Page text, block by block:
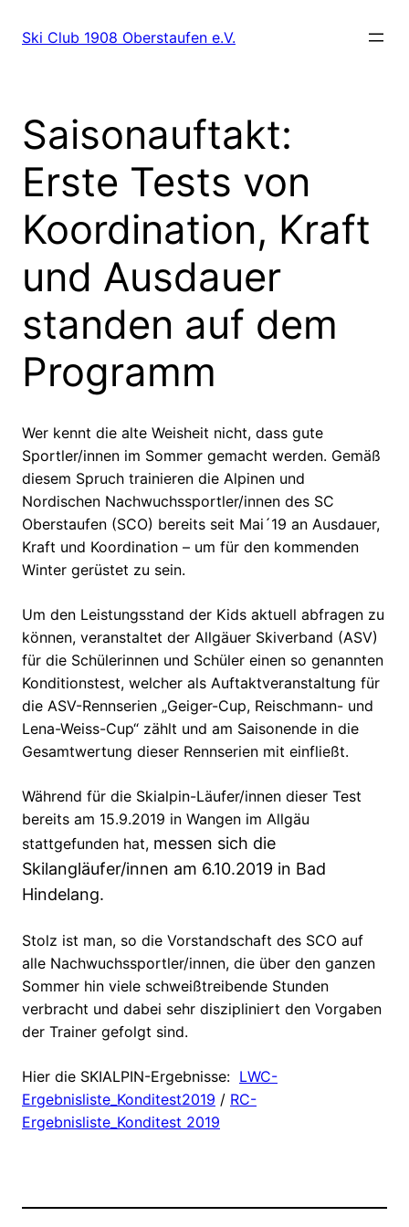
InhaltSki Club 1908 Oberstaufen e.V.
Saisonauftakt:
Erste Tests von
Koordination, Kraft
und Ausdauer
standen auf dem
Programm
Wer kennt die alte Weisheit nicht, dass gute
Sportler/innen im Sommer gemacht werden. Gemäß
diesem Spruch trainieren die Alpinen und
Nordischen Nachwuchssportler/innen des SC
Oberstaufen (SCO) bereits seit Mai´19 an Ausdauer,
Kraft und Koordination – um für den kommenden
Winter gerüstet zu sein.
Um den Leistungsstand der Kids aktuell abfragen zu
können, veranstaltet der Allgäuer Skiverband (ASV)
für die Schülerinnen und Schüler einen so genannten
Konditionstest, welcher als Auftaktveranstaltung für
die ASV-Rennserien „Geiger-Cup, Reischmann- und
Lena-Weiss-Cup“ zählt und am Saisonende in die
Gesamtwertung dieser Rennserien mit einfließt.
Während für die Skialpin-Läufer/innen dieser Test
bereits am 15.9.2019 in Wangen im Allgäu
stattgefunden hat, messen sich die
Skilangläufer/innen am 6.10.2019 in Bad
Hindelang.
Stolz ist man, so die Vorstandschaft des SCO auf
alle Nachwuchssportler/innen, die über den ganzen
Sommer hin viele schweißtreibende Stunden
verbracht und dabei sehr diszipliniert den Vorgaben
der Trainer gefolgt sind.
Hier die SKIALPIN-Ergebnisse: LWC-
Ergebnisliste_Konditest2019 / RC-
Ergebnisliste_Konditest 2019